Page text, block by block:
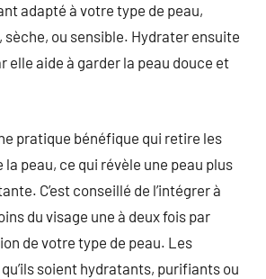
adapté à votre type de peau,
sèche, ou sensible. Hydrater ensuite
elle aide à garder la peau douce et
pratique bénéfique qui retire les
peau, ce qui révèle une peau plus
C’est conseillé de l’intégrer à
du visage une à deux fois par
de votre type de peau. Les
soient hydratants, purifiants ou